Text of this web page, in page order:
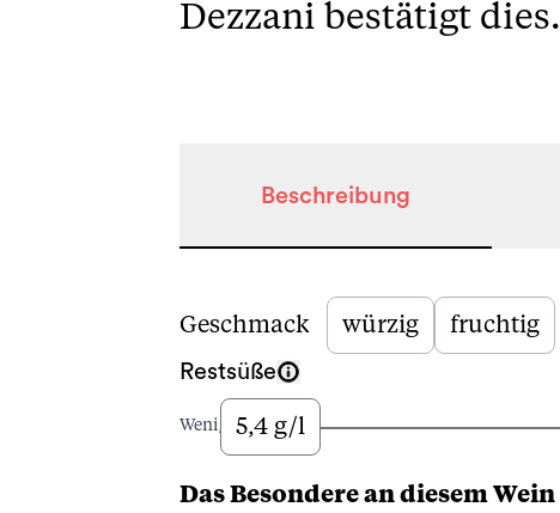
Dezzani bestätigt dies.
Beschreibung
Beschreibung
Geschmack würzig fruchtig
Restsüße
Wenig 5,4 g/l
Das Besondere an diesem Wein